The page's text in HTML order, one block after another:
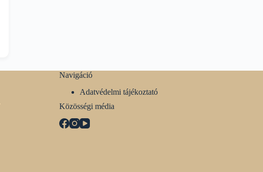
Navigáció
Adatvédelmi tájékoztató
Közösségi média